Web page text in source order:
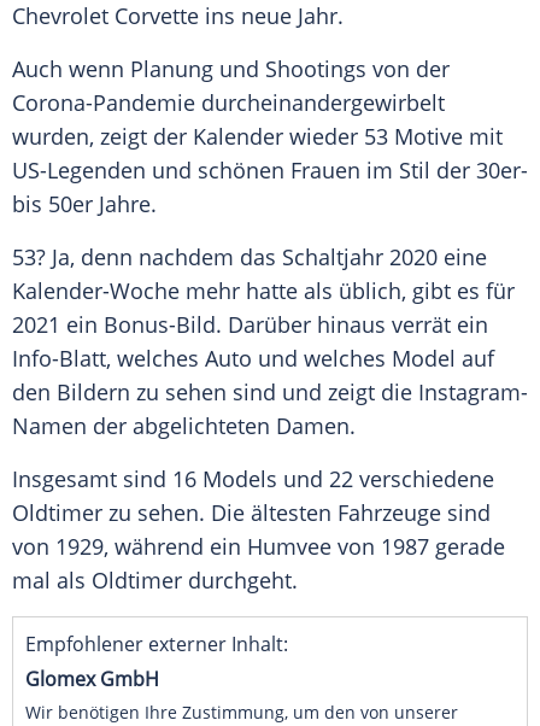
Chevrolet Corvette ins neue Jahr.
Auch wenn Planung und Shootings von der
Corona-Pandemie durcheinandergewirbelt
wurden, zeigt der Kalender wieder 53 Motive mit
US-Legenden und schönen Frauen im Stil der 30er-
bis 50er Jahre.
53? Ja, denn nachdem das Schaltjahr 2020 eine
Kalender-Woche mehr hatte als üblich, gibt es für
2021 ein Bonus-Bild. Darüber hinaus verrät ein
Info-Blatt, welches Auto und welches Model auf
den Bildern zu sehen sind und zeigt die Instagram-
Namen der abgelichteten Damen.
Insgesamt sind 16 Models und 22 verschiedene
Oldtimer zu sehen. Die ältesten Fahrzeuge sind
von 1929, während ein Humvee von 1987 gerade
mal als Oldtimer durchgeht.
Empfohlener externer Inhalt:
Glomex GmbH
Wir benötigen Ihre Zustimmung, um den von unserer